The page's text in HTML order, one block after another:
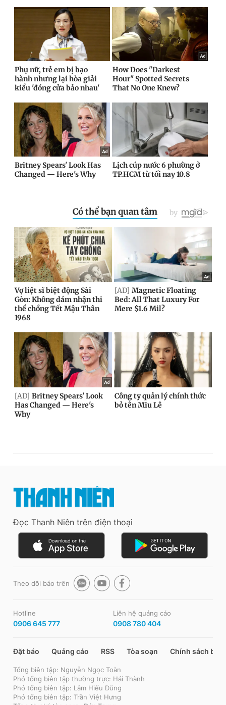
Đọc Thanh Niên trên điện thoại
Theo dõi báo trên
Hotline
0906 645 777
Liên hệ quảng cáo
0908 780 404
Đặt báo Quảng cáo RSS Tòa soạn Chính sách bảo
Tổng biên tập: Nguyễn Ngọc Toàn
Phó tổng biên tập thường trực: Hải Thành
Phó tổng biên tập: Lâm Hiếu Dũng
Phó tổng biên tập: Trần Việt Hưng